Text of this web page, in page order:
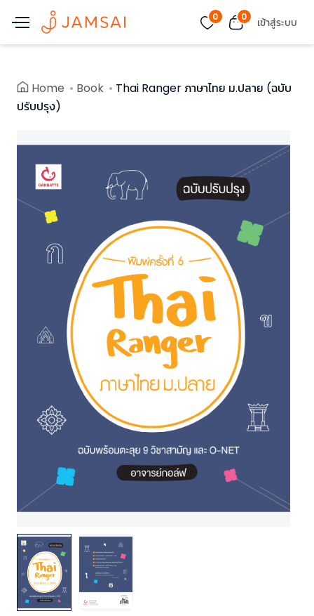
0 0 เข้าสู่ระบบ
Home Book
Thai Ranger ภาษาไทย ม.ปลาย (ฉบับ
ปรับปรุง)